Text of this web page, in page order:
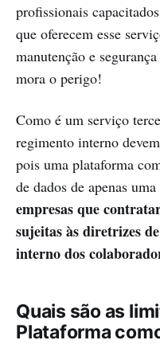
profissionais
que oferecem esse
manutenção e
mora o perigo!
Como é um serviço
regimento interno
pois uma plataforma
de dados de apenas
empresas que
sujeitas às diretrizes
interno dos
Quais são as
Plataforma